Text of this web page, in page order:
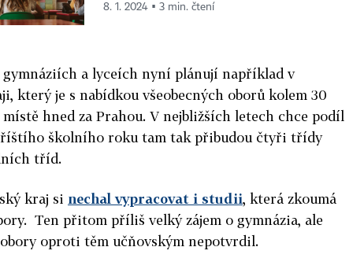
8. 1. 2024 ▪ 3 min. čtení
a lyceích nyní plánují například v
který je s nabídkou všeobecných oborů kolem 30
hned za Prahou. V nejbližších letech chce podíl
školního roku tam tak přibudou čtyři třídy
tříd.
kraj si nechal vypracovat i studii, která zkoumá
Ten přitom příliš velký zájem o gymnázia, ale
oproti těm učňovským nepotvrdil.